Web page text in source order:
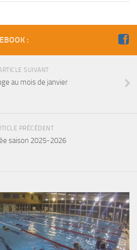
:
SUIVANT
au mois de janvier
PRÉCÉDENT
saison 2025-2026